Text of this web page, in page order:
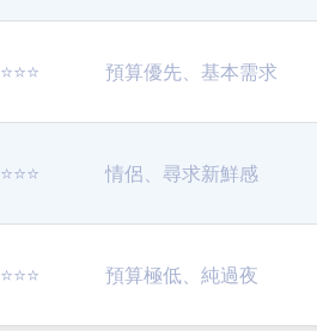
⭐️⭐️⭐️ 預算優先、基本需求
⭐️⭐️⭐️ 情侶、尋求新鮮感
⭐️⭐️⭐️ 預算極低、純過夜